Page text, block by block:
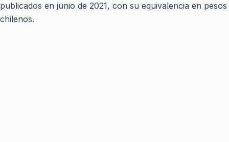
publicados en junio de 2021, con su equivalencia en pesos
chilenos.